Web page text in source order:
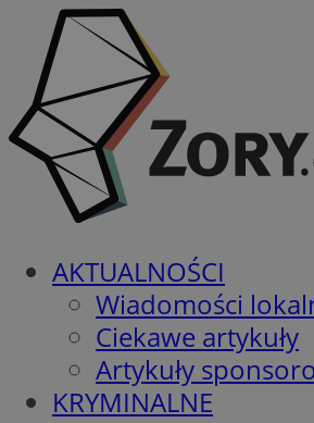
AKTUALNOŚCI
Wiadomości
Ciekawe artykuły
Artykuły
KRYMINALNE